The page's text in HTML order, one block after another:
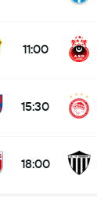
11:00
15:30
18:00